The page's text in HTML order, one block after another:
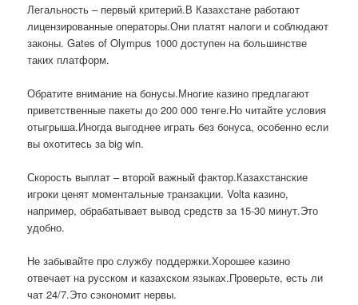
Легальность – первый критерий.В Казахстане работают
лицензированные операторы.Они платят налоги и соблюдают
законы. Gates of Olympus 1000 доступен на большинстве
таких платформ.
Обратите внимание на бонусы.Многие казино предлагают
приветственные пакеты до 200 000 тенге.Но читайте условия
отыгрыша.Иногда выгоднее играть без бонуса, особенно если
вы охотитесь за big win.
Скорость выплат – второй важный фактор.Казахстанские
игроки ценят моментальные транзакции. Volta казино,
например, обрабатывает вывод средств за 15-30 минут.Это
удобно.
Не забывайте про службу поддержки.Хорошее казино
отвечает на русском и казахском языках.Проверьте, есть ли
чат 24/7.Это сэкономит нервы.